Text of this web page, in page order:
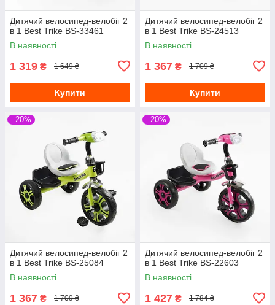
Дитячий велосипед-велобіг 2
в 1 Best Trike BS-33461
В наявності
1 319 ₴ 1 649 ₴
Купити
Дитячий велосипед-велобіг 2
в 1 Best Trike BS-24513
В наявності
1 367 ₴ 1 709 ₴
Купити
–20%
Дитячий велосипед-велобіг 2
в 1 Best Trike BS-25084
В наявності
1 367 ₴ 1 709 ₴
–20%
Дитячий велосипед-велобіг 2
в 1 Best Trike BS-22603
В наявності
1 427 ₴ 1 784 ₴